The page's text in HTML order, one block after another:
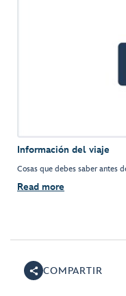
Información del viaje
Cosas que debes saber antes
Read more
COMPARTIR